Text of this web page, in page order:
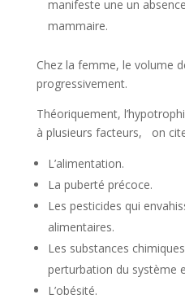
manifeste une un
mammaire.
Chez la femme, le volume
progressivement.
Théoriquement,
à plusieurs facteurs, on
L’alimentation.
La puberté précoce.
Les pesticides qui
alimentaires.
Les substances
perturbation du système
L’obésité.